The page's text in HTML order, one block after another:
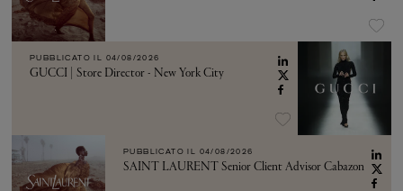
PUBBLICATO IL 04/08/2026
GUCCI | Store Director - New York City
PUBBLICATO IL 04/08/2026
SAINT LAURENT Senior Client Advisor Cabazon